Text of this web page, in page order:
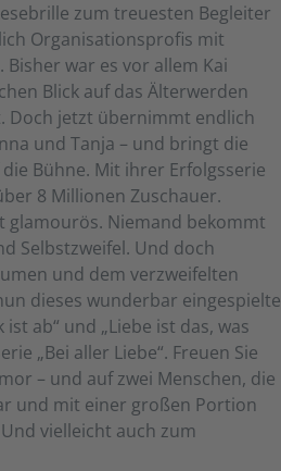
zum treuesten Begleiter
Organisationsprofis mit
war es vor allem Kai
Blick auf das Älterwerden
Doch jetzt übernimmt endlich
und Tanja – und bringt die
Bühne. Mit ihrer Erfolgsserie
8 Millionen Zuschauer.
glamourös. Niemand bekommt
Selbstzweifel. Und doch
und dem verzweifelten
dieses wunderbar eingespielte
ab“ und „Liebe ist das, was
„Bei aller Liebe“. Freuen Sie
– und auf zwei Menschen, die
und mit einer großen Portion
vielleicht auch zum